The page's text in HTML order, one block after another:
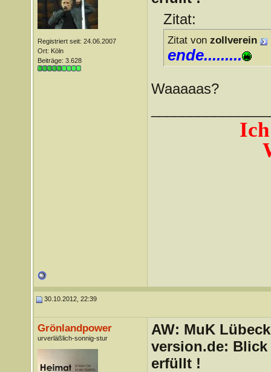
Registriert seit: 24.06.2007
Ort: Köln
Beiträge: 3.628
Zitat:
Zitat von zollverein
ende.........
Waaaaas?
30.10.2012, 22:39
Grönlandpower
urverläßlich-sonnig-stur
AW: MuK
version.de: Blick
erfüllt !